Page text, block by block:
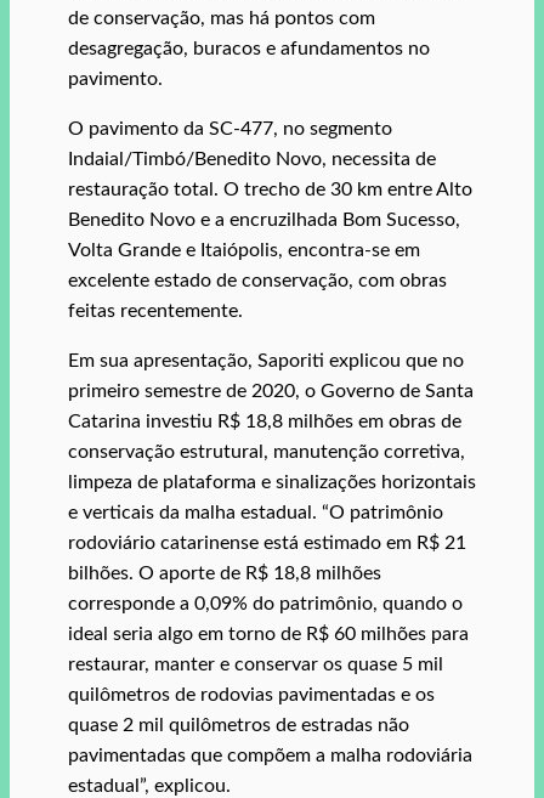
de conservação, mas há pontos com
desagregação, buracos e afundamentos no
pavimento.
O pavimento da SC-477, no segmento
Indaial/Timbó/Benedito Novo, necessita de
restauração total. O trecho de 30 km entre Alto
Benedito Novo e a encruzilhada Bom Sucesso,
Volta Grande e Itaiópolis, encontra-se em
excelente estado de conservação, com obras
feitas recentemente.
Em sua apresentação, Saporiti explicou que no
primeiro semestre de 2020, o Governo de Santa
Catarina investiu R$ 18,8 milhões em obras de
conservação estrutural, manutenção corretiva,
limpeza de plataforma e sinalizações horizontais
e verticais da malha estadual. “O patrimônio
rodoviário catarinense está estimado em R$ 21
bilhões. O aporte de R$ 18,8 milhões
corresponde a 0,09% do patrimônio, quando o
ideal seria algo em torno de R$ 60 milhões para
restaurar, manter e conservar os quase 5 mil
quilômetros de rodovias pavimentadas e os
quase 2 mil quilômetros de estradas não
pavimentadas que compõem a malha rodoviária
estadual”, explicou.